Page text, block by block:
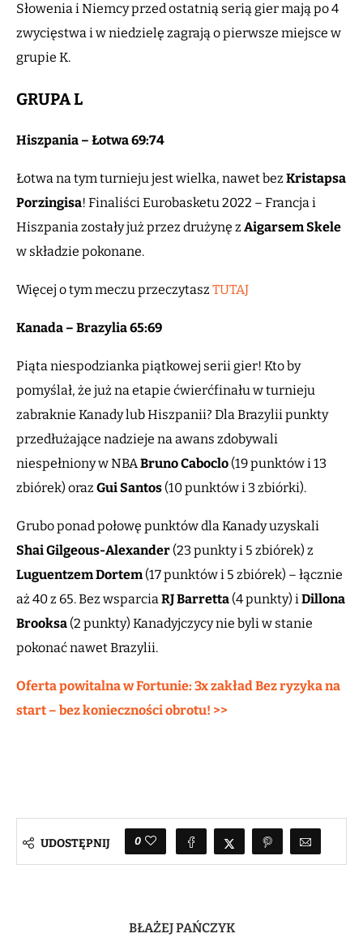
Słowenia i Niemcy przed ostatnią serią gier mają po 4
zwycięstwa i w niedzielę zagrają o pierwsze miejsce w
grupie K.
GRUPA L
Hiszpania – Łotwa 69:74
Łotwa na tym turnieju jest wielka, nawet bez Kristapsa
Porzingisa! Finaliści Eurobasketu 2022 – Francja i
Hiszpania zostały już przez drużynę z Aigarsem Skele
w składzie pokonane.
Więcej o tym meczu przeczytasz TUTAJ
Kanada – Brazylia 65:69
Piąta niespodzianka piątkowej serii gier! Kto by
pomyślał, że już na etapie ćwierćfinału w turnieju
zabraknie Kanady lub Hiszpanii? Dla Brazylii punkty
przedłużające nadzieje na awans zdobywali
niespełniony w NBABruno Caboclo (19 punktów i 13
zbiórek) oraz Gui Santos (10 punktów i 3 zbiórki).
Grubo ponad połowę punktów dla Kanady uzyskali
Shai Gilgeous-Alexander (23 punkty i 5 zbiórek) z
Luguentzem Dortem(17 punktów i 5 zbiórek) – łącznie
aż 40 z 65. Bez wsparciaRJ Barretta (4 punkty) iDillona
Brooksa (2 punkty) Kanadyjczycy nie byli w stanie
pokonać nawet Brazylii.
Oferta powitalna w Fortunie: 3x zakład Bez ryzyka na
start – bez konieczności obrotu! >>
UDOSTĘPNIJ 0
BŁAŻEJ PAŃCZYK